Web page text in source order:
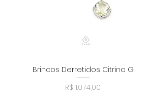
Visualização rápida
Brincos Derretidos Citrino G
Preço
R$ 1.074,00